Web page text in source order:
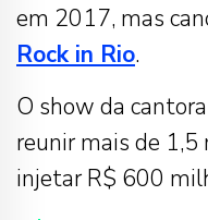
em 2017, mas
Rock in Rio.
O show da
reunir mais de 1,5
injetar R$ 600